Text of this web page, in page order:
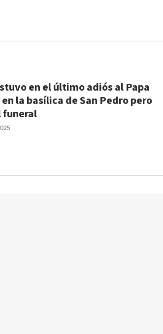
en el último adiós al Papa
la basílica de San Pedro pero
funeral